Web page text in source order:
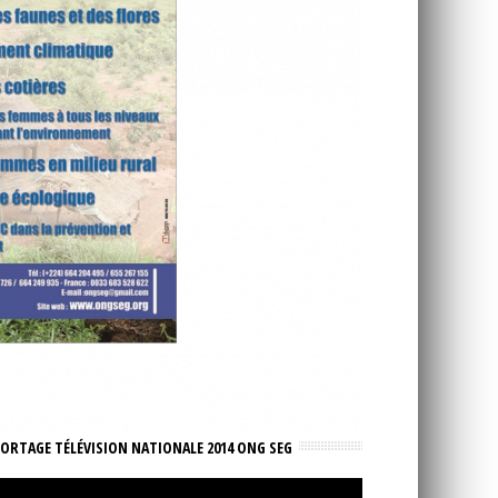
TÉLÉVISION NATIONALE 2014 ONG SEG